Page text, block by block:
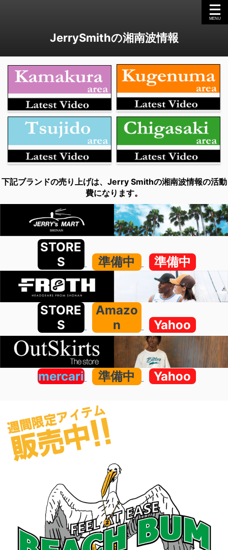
JerrySmithの湘南波情報
下記ブランドの売り上げは、Jerry Smithの湘南波情報の活動
費になります。
STORE
S
準備中 準備中
STORE
S
Amazo
n
Yahoo
mercari 準備中 Yahoo